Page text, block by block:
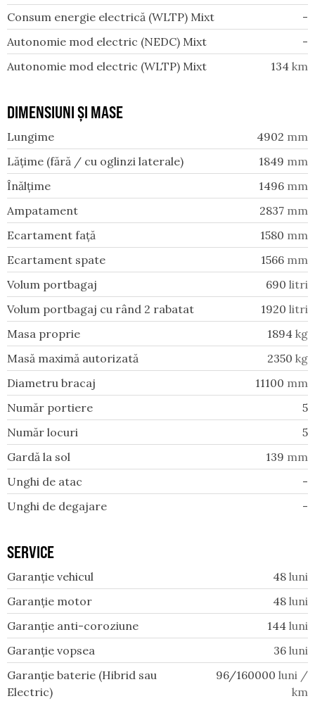
Consum energie electrică (WLTP) Mixt
-
Autonomie mod electric (NEDC) Mixt
-
Autonomie mod electric (WLTP) Mixt
134 km
DIMENSIUNI ȘI MASE
Lungime 4902 mm
Lățime (fără / cu oglinzi laterale)
1849 mm
Înălțime
1496 mm
Ampatament
2837 mm
Ecartament față
1580 mm
Ecartament spate
1566 mm
Volum portbagaj
690 litri
Volum portbagaj cu rând 2 rabatat
1920 litri
Masa proprie
1894 kg
Masă maximă autorizată
2350 kg
Diametru bracaj
11100 mm
Număr portiere
5
Număr locuri
5
Gardă la sol
139 mm
Unghi de atac
-
Unghi de degajare
-
SERVICE
Garanție vehicul 48 luni
Garanție motor
48 luni
Garanție anti-coroziune
144 luni
Garanție vopsea
36 luni
Garanție baterie (Hibrid sau
Electric)
96/160000 luni /
km